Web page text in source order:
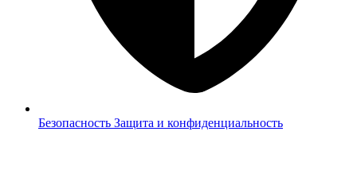
Безопасность Защита и конфиденциальность